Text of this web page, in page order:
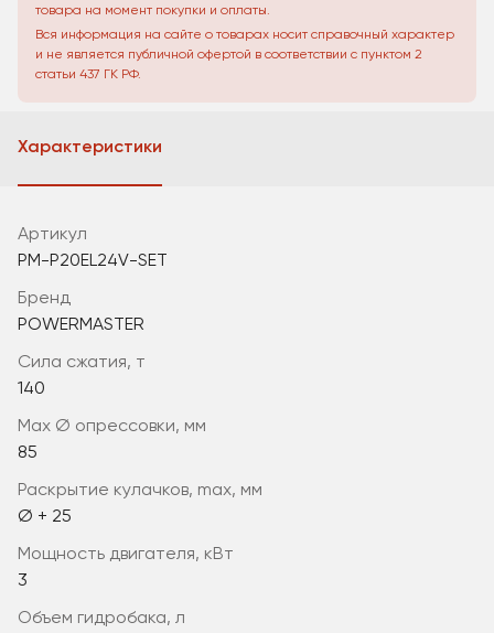
товара на момент покупки и оплаты.
Вся информация на сайте о товарах носит справочный характер
и не является публичной офертой в соответствии с пунктом 2
статьи 437 ГК РФ.
Характеристики
Артикул
PM-P20EL24V-SET
Бренд
POWERMASTER
сила сжатия, т
140
max Ø опрессовки, мм
85
раскрытие кулачков, max, мм
Ø + 25
мощность двигателя, кВт
3
объем гидробака, л